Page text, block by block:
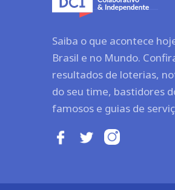
Saiba o que acontece
Brasil e no Mundo.
resultados de loterias,
do seu time, bastidores
famosos e guias de